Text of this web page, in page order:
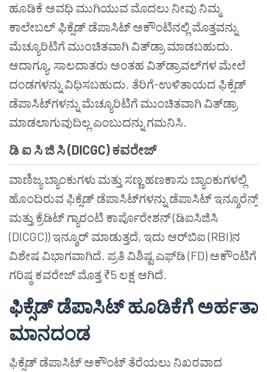
ಹೂಡಿಕೆ ಅವಧಿ ಮುಗಿಯುವ ಮೊದಲು ನೀವು ನಿಮ್ಮ
ಕಾಲೇಬಲ್ ಫಿಕ್ಸೆಡ್ ಡೆಪಾಸಿಟ್ ಅಕೌಂಟಿನಲ್ಲಿ ಮೊತ್ತವನ್ನು
ಮೆಚ್ಯೂರಿಟಿಗೆ ಮುಂಚಿತವಾಗಿ ವಿತ್‌ಡ್ರಾ ಮಾಡಬಹುದು.
ಆದಾಗ್ಯೂ, ಸಾಲದಾತರು ಅಂತಹ ವಿತ್‌ಡ್ರಾವಲ್‌ಗಳ ಮೇಲೆ
ದಂಡಗಳನ್ನು ವಿಧಿಸಬಹುದು. ತೆರಿಗೆ-ಉಳಿತಾಯದ ಫಿಕ್ಸೆಡ್
ಡೆಪಾಸಿಟ್‌ಗಳನ್ನು ಮೆಚ್ಯೂರಿಟಿಗೆ ಮುಂಚಿತವಾಗಿ ವಿತ್‌ಡ್ರಾ
ಮಾಡಲಾಗುವುದಿಲ್ಲ ಎಂಬುದನ್ನು ಗಮನಿಸಿ.
ಡಿ ಐ ಸಿ ಜಿ ಸಿ (DICGC) ಕವರೇಜ್
ವಾಣಿಜ್ಯ ಬ್ಯಾಂಕುಗಳು ಮತ್ತು ಸಣ್ಣ ಹಣಕಾಸು ಬ್ಯಾಂಕುಗಳಲ್ಲಿ
ಹೊಂದಿರುವ ಫಿಕ್ಸೆಡ್ ಡೆಪಾಸಿಟ್‌ಗಳನ್ನು ಡೆಪಾಸಿಟ್ ಇನ್ಶೂರೆನ್ಸ್
ಮತ್ತು ಕ್ರೆಡಿಟ್ ಗ್ಯಾರಂಟಿ ಕಾರ್ಪೊರೇಶನ್ (ಡಿಐಸಿಜಿಸಿ
(DICGC)) ಇನ್ಶೂರ್ ಮಾಡುತ್ತದೆ, ಇದು ಆರ್‌ಬಿಐ (RBI)ನ
ವಿಶೇಷ ವಿಭಾಗವಾಗಿದೆ. ಪ್ರತಿ ವಿಶಿಷ್ಟ ಎಫ್‌ಡಿ (FD) ಅಕೌಂಟಿಗೆ
ಗರಿಷ್ಠ ಕವರೇಜ್ ಮೊತ್ತ ₹5 ಲಕ್ಷ ಆಗಿದೆ.
ಫಿಕ್ಸೆಡ್ ಡೆಪಾಸಿಟ್ ಹೂಡಿಕೆಗೆ ಅರ್ಹತಾ
ಮಾನದಂಡ
ಫಿಕ್ಸೆಡ್ ಡೆಪಾಸಿಟ್ ಅಕೌಂಟ್ ತೆರೆಯಲು ನಿಖರವಾದ